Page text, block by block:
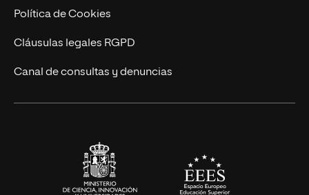
Cursos Universitarios
Actualidad
UNIR Revista
Eventos
Política de Cookies
Cláusulas legales RGPD
Canal de consultas y denuncias